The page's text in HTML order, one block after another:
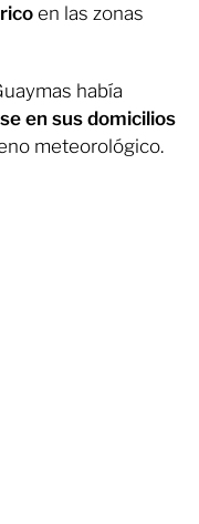
en las zonas
había
en sus domicilios
meteorológico.